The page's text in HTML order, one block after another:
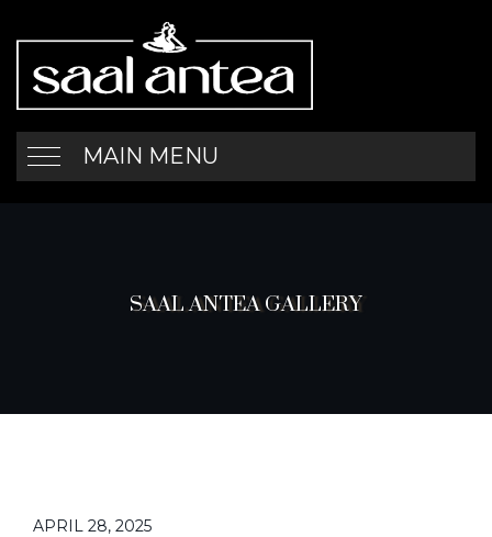
MAIN MENU
SAAL ANTEA GALLERY
APRIL 28, 2025